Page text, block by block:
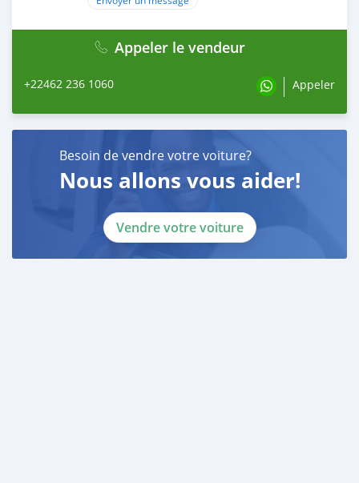
Appeler le vendeur
+22462 236 1060 Appeler
Besoin de vendre votre voiture?
Nous allons vous aider!
Vendre votre voiture